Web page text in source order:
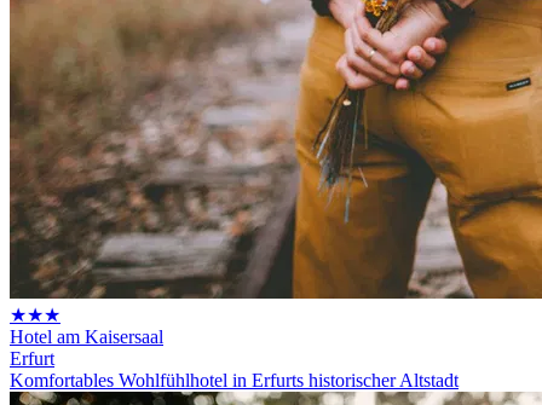
★★★
Hotel am Kaisersaal
Erfurt
Komfortables Wohlfühlhotel in Erfurts historischer Altstadt